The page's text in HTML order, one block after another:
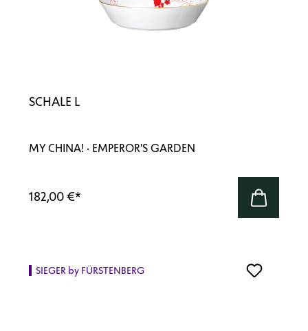
SCHALE L
MY CHINA! · EMPEROR'S GARDEN
182,00 €*
SIEGER by FÜRSTENBERG